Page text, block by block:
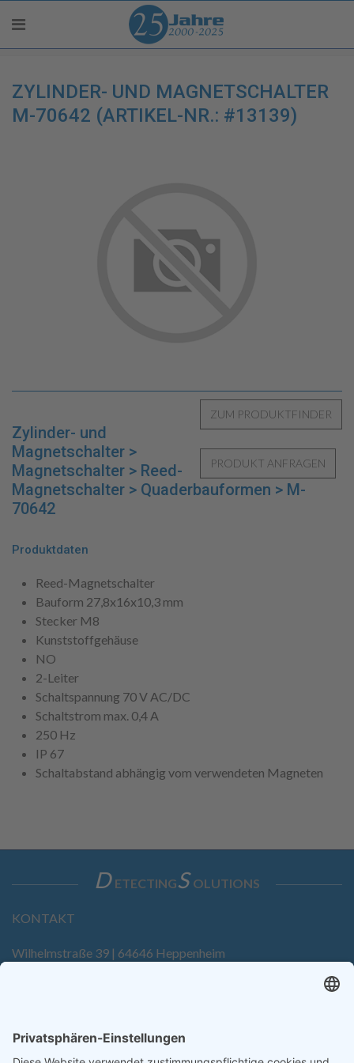
ZYLINDER- UND MAGNETSCHALTER
M-70642 (ARTIKEL-NR.: #13139)
Zylinder- und
Magnetschalter >
Magnetschalter > Reed-
Magnetschalter > Quaderbauformen > M-
70642
Produktdaten
Reed-Magnetschalter
Bauform 27,8x16x10,3 mm
Stecker M8
Kunststoffgehäuse
NO
2-Leiter
Schaltspannung 70 V AC/DC
Schaltstrom max. 0,4 A
250 Hz
IP 67
Schaltabstand abhängig vom verwendeten Magneten
D ETECTINGS OLUTIONS
KONTAKT
Wilhelmstraße 39 | 64646 Heppenheim